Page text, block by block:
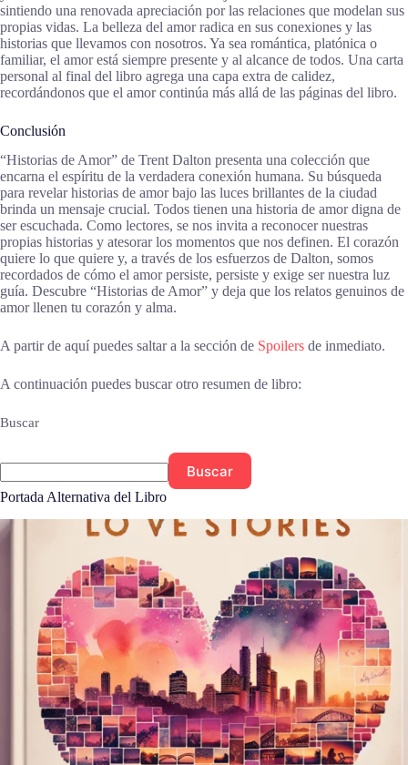
sintiendo una renovada apreciación por las relaciones que modelan sus
propias vidas. La belleza del amor radica en sus conexiones y las
historias que llevamos con nosotros. Ya sea romántica, platónica o
familiar, el amor está siempre presente y al alcance de todos. Una carta
personal al final del libro agrega una capa extra de calidez,
recordándonos que el amor continúa más allá de las páginas del libro.
Conclusión
“Historias de Amor” de Trent Dalton presenta una colección que
encarna el espíritu de la verdadera conexión humana. Su búsqueda
para revelar historias de amor bajo las luces brillantes de la ciudad
brinda un mensaje crucial. Todos tienen una historia de amor digna de
ser escuchada. Como lectores, se nos invita a reconocer nuestras
propias historias y atesorar los momentos que nos definen. El corazón
quiere lo que quiere y, a través de los esfuerzos de Dalton, somos
recordados de cómo el amor persiste, persiste y exige ser nuestra luz
guía. Descubre “Historias de Amor” y deja que los relatos genuinos de
amor llenen tu corazón y alma.
A partir de aquí puedes saltar a la sección de Spoilers de inmediato.
A continuación puedes buscar otro resumen de libro:
Buscar
Buscar
Portada Alternativa del Libro